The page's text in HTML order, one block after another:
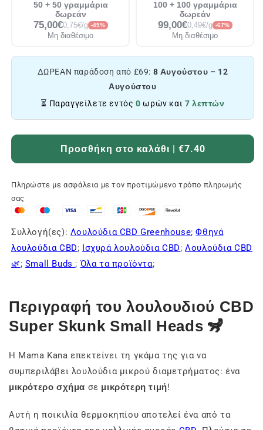
50 + 50 γραμμάρια
δωρεάν
75,00€0,75€/g -49%
Μη διαθέσιμο
100 + 100 γραμμάρια
δωρεάν
99,00€0,49€/g -67%
Μη διαθέσιμο
ΔΩΡΕΑΝ παράδοση από £69: 8 Αυγούστου – 12
Αυγούστου
⏳ Παραγγείλετε εντός0 ωρών και 7 λεπτών
Προσθήκη στο καλάθι | €7.40
Πληρώστε με ασφάλεια με τον προτιμώμενο τρόπο πληρωμής
σας
Συλλογή(ες): Λουλούδια CBD Greenhouse;Φθηνά
λουλούδια CBD; Ισχυρά λουλούδια CBD;Λουλούδια CBD
🌿; Small Buds ; Όλα τα προϊόντα;
Περιγραφή του λουλουδιού CBD
Super Skunk Small Heads 🦨
Η Mama Kana επεκτείνει τη γκάμα της για να
συμπεριλάβει λουλούδια μικρού διαμετρήματος: ένα
μικρότερο σχήμα σε μικρότερη τιμή!
Αυτή η ποικιλία θερμοκηπίου αποτελεί ένα από τα